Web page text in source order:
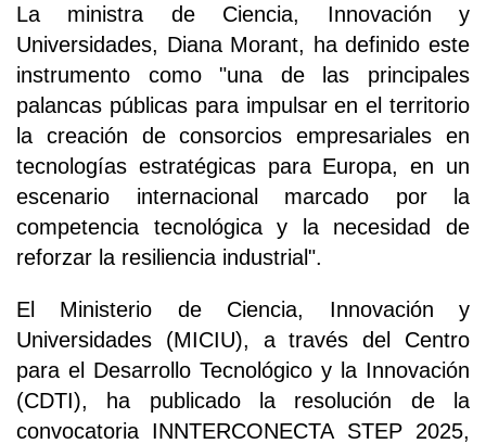
La ministra de Ciencia, Innovación y
Universidades, Diana Morant, ha definido este
instrumento como "una de las principales
palancas públicas para impulsar en el territorio
la creación de consorcios empresariales en
tecnologías estratégicas para Europa, en un
escenario internacional marcado por la
competencia tecnológica y la necesidad de
reforzar la resiliencia industrial".
El Ministerio de Ciencia, Innovación y
Universidades (MICIU), a través del Centro
para el Desarrollo Tecnológico y la Innovación
(CDTI), ha publicado la resolución de la
convocatoria INNTERCONECTA STEP 2025,